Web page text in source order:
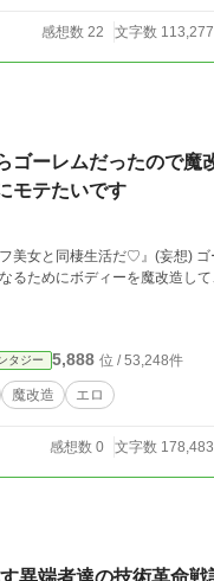
感想数 22 文字数 113,277
ゴーレムだったので魔
モテたいです
美女と同棲生活だ♡』(妄想)
るためにボディーを魔改造し
タジー 5,888 位 / 53,248件
魔改造 エロ
感想数 0 文字数 178,483
異端者達の技術革命戦